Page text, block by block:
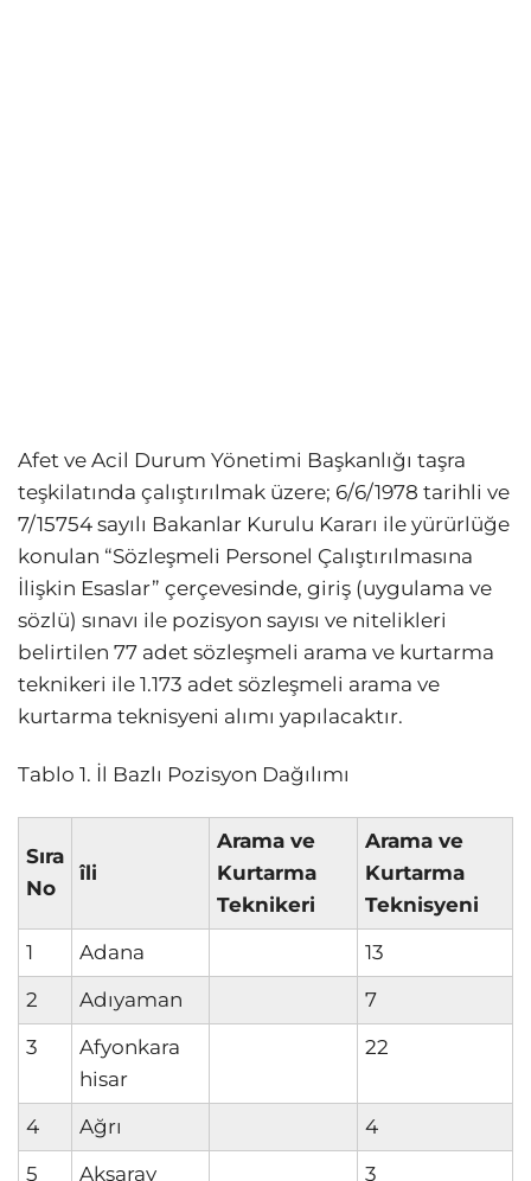
Afet ve Acil Durum Yönetimi Başkanlığı taşra
teşkilatında çalıştırılmak üzere; 6/6/1978 tarihli ve
7/15754 sayılı Bakanlar Kurulu Kararı ile yürürlüğe
konulan “Sözleşmeli Personel Çalıştırılmasına
İlişkin Esaslar” çerçevesinde, giriş (uygulama ve
sözlü) sınavı ile pozisyon sayısı ve nitelikleri
belirtilen 77 adet sözleşmeli arama ve kurtarma
teknikeri ile 1.173 adet sözleşmeli arama ve
kurtarma teknisyeni alımı yapılacaktır.
Tablo 1. İl Bazlı Pozisyon Dağılımı
Sıra
No
îli
Arama ve
Kurtarma
Teknikeri
Arama ve
Kurtarma
Teknisyeni
1
Adana
13
2
Adıyaman
7
3
Afyonkara
hisar
22
4 Ağrı
4
5
Aksaray 3